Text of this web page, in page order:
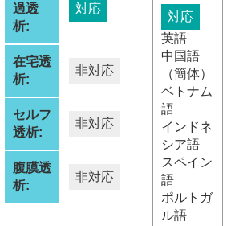
過透
析:
対応
在宅透
析:
非対応
セルフ
透析:
非対応
腹膜透
析:
非対応
対応
英語
中国語
（簡体）
ベトナム
語
インドネ
シア語
スペイン
語
ポルトガ
ル語